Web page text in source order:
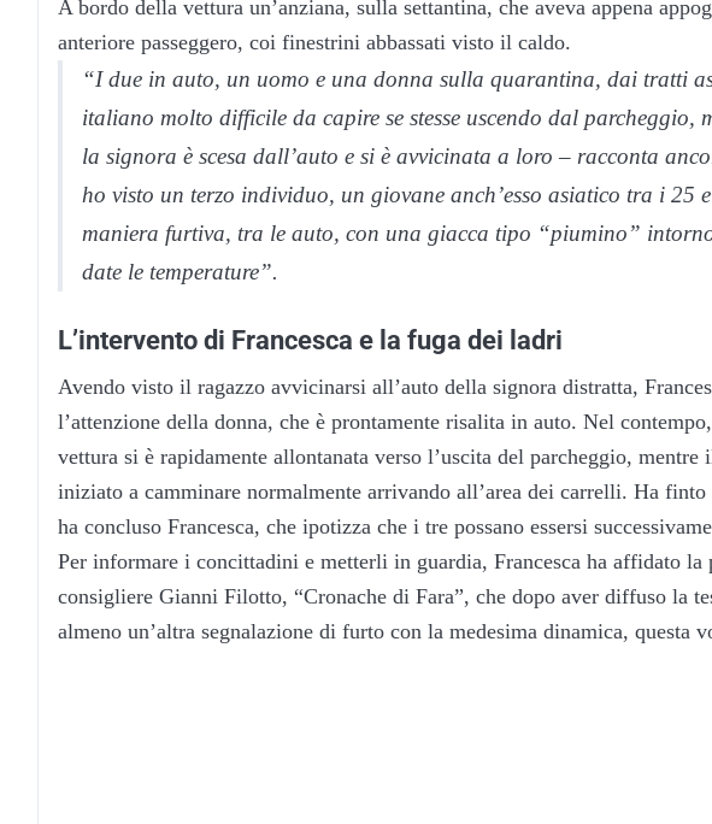
A bordo della vettura un’anziana, sulla settantina, che aveva appena
anteriore passeggero, coi finestrini abbassati visto il caldo.
“I due in auto, un uomo e una donna sulla quarantina, dai tratti
italiano molto difficile da capire se stesse uscendo dal parcheggio,
la signora è scesa dall’auto e si è avvicinata a loro – racconta
ho visto un terzo individuo, un giovane anch’esso asiatico tra i 25
maniera furtiva, tra le auto, con una giacca tipo “piumino”
date le temperature”.
L’intervento di Francesca e la fuga dei ladri
Avendo visto il ragazzo avvicinarsi all’auto della signora distratta,
l’attenzione della donna, che è prontamente risalita in auto. Nel
vettura si è rapidamente allontanata verso l’uscita del parcheggio,
iniziato a camminare normalmente arrivando all’area dei carrelli. Ha
ha concluso Francesca, che ipotizza che i tre possano essersi
Per informare i concittadini e metterli in guardia, Francesca ha affidato la
consigliere Gianni Filotto, “Cronache di Fara”, che dopo aver diffuso la
almeno un’altra segnalazione di furto con la medesima dinamica, questa